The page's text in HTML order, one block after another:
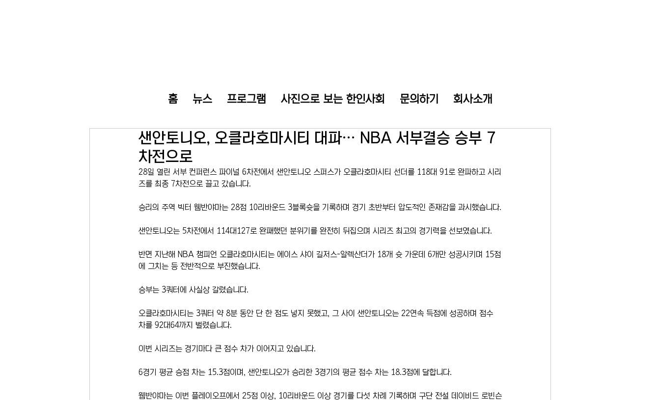
홈 뉴스 프로그램 사진으로 보는 한인사회 문의하기 회사소개
샌안토니오, 오클라호마시티 대파… NBA 서부결승 승부 7
차전으로
28일 열린 서부 컨퍼런스 파이널 6차전에서 샌안토니오 스퍼스가 오클라호마시티 선더를 118대 91로 완파하고 시리
즈를 최종 7차전으로 끌고 갔습니다.
승리의 주역 빅터 웸반야마는 28점 10리바운드 3블록슛을 기록하며 경기 초반부터 압도적인 존재감을 과시했습니다.
샌안토니오는 5차전에서 114대127로 완패했던 분위기를 완전히 뒤집으며 시리즈 최고의 경기력을 선보였습니다.
반면 지난해 NBA 챔피언 오클라호마시티는 에이스 샤이 길저스-알렉산더가 18개 슛 가운데 6개만 성공시키며 15점
에 그치는 등 전반적으로 부진했습니다.
승부는 3쿼터에 사실상 갈렸습니다.
오클라호마시티는 3쿼터 약 8분 동안 단 한 점도 넣지 못했고, 그 사이 샌안토니오는 22연속 득점에 성공하며 점수
차를 92대64까지 벌렸습니다.
이번 시리즈는 경기마다 큰 점수 차가 이어지고 있습니다.
6경기 평균 승점 차는 15.3점이며, 샌안토니오가 승리한 3경기의 평균 점수 차는 18.3점에 달합니다.
웸반야마는 이번 플레이오프에서 25점 이상, 10리바운드 이상 경기를 다섯 차례 기록하며 구단 전설 데이비드 로빈슨